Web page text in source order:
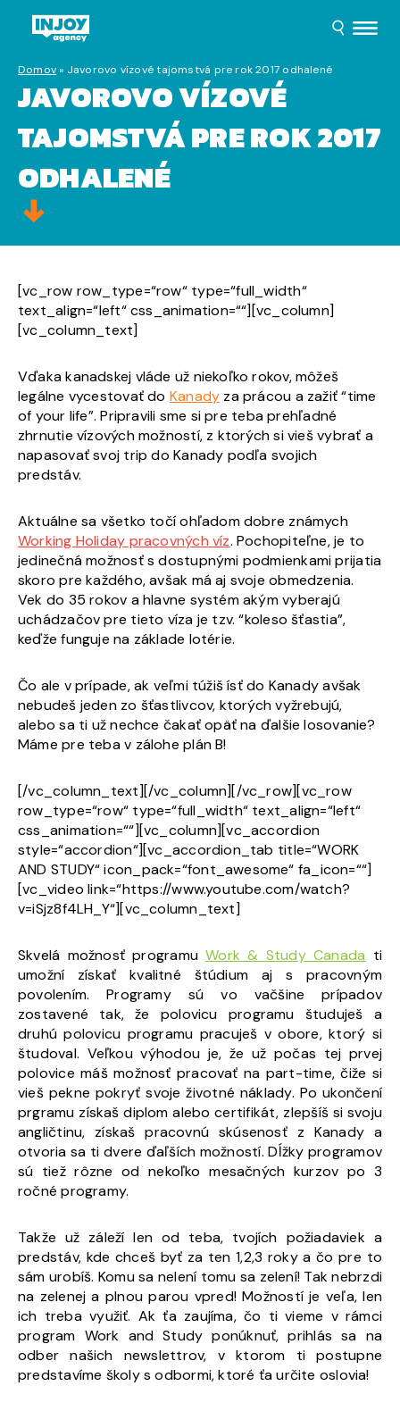
Domov» Javorovo vízové tajomstvá pre rok 2017 odhalené
JAVOROVO VÍZOVÉ
TAJOMSTVÁ PRE ROK 2017
ODHALENÉ
[vc_row row_type=“row“ type=“full_width“
text_align=“left“ css_animation=““][vc_column]
[vc_column_text]
Vďaka kanadskej vláde už niekoľko rokov, môžeš
legálne vycestovať do Kanady za prácou a zažiť “time
of your life”. Pripravili sme si pre teba prehľadné
zhrnutie vízových možností, z ktorých si vieš vybrať a
napasovať svoj trip do Kanady podľa svojich
predstáv.
Aktuálne sa všetko točí ohľadom dobre známych
Working Holiday pracovných víz. Pochopiteľne, je to
jedinečná možnosť s dostupnými podmienkami prijatia
skoro pre každého, avšak má aj svoje obmedzenia.
Vek do 35 rokov a hlavne systém akým vyberajú
uchádzačov pre tieto víza je tzv. “koleso šťastia”,
keďže funguje na základe lotérie.
Čo ale v prípade, ak veľmi túžiš ísť do Kanady avšak
nebudeš jeden zo šťastlivcov, ktorých vyžrebujú,
alebo sa ti už nechce čakať opäť na ďalšie losovanie?
Máme pre teba v zálohe plán B!
[/vc_column_text][/vc_column][/vc_row][vc_row
row_type=“row“ type=“full_width“ text_align=“left“
css_animation=““][vc_column][vc_accordion
style=“accordion“][vc_accordion_tab title=“WORK
AND STUDY“ icon_pack=“font_awesome“ fa_icon=““]
[vc_video link=“https://www.youtube.com/watch?
v=iSjz8f4LH_Y“][vc_column_text]
Skvelá možnosť programuWork & Study Canada ti
umožní získať kvalitné štúdium aj s pracovným
povolením. Programy sú vo vačšine prípadov
zostavené tak, že polovicu programu študuješ a
druhú polovicu programu pracuješ v obore, ktorý si
študoval. Veľkou výhodou je, že už počas tej prvej
polovice máš možnosť pracovať na part-time, čiže si
vieš pekne pokryť svoje životné náklady. Po ukončení
prgramu získaš diplom alebo certifikát, zlepšíš si svoju
angličtinu, získaš pracovnú skúsenosť z Kanady a
otvoria sa ti dvere ďaľších možností. Dĺžky programov
sú tiež rôzne od nekoľko mesačných kurzov po 3
ročné programy.
Takže už záleží len od teba, tvojích požiadaviek a
predstáv, kde chceš byť za ten 1,2,3 roky a čo pre to
sám urobíš. Komu sa nelení tomu sa zelení! Tak nebrzdi
na zelenej a plnou parou vpred! Možností je veľa, len
ich treba využiť. Ak ťa zaujíma, čo ti vieme v rámci
program Work and Study ponúknuť, prihlás sa na
odber našich newslettrov, v ktorom ti postupne
predstavíme školy s odbormi, ktoré ťa určite oslovia!